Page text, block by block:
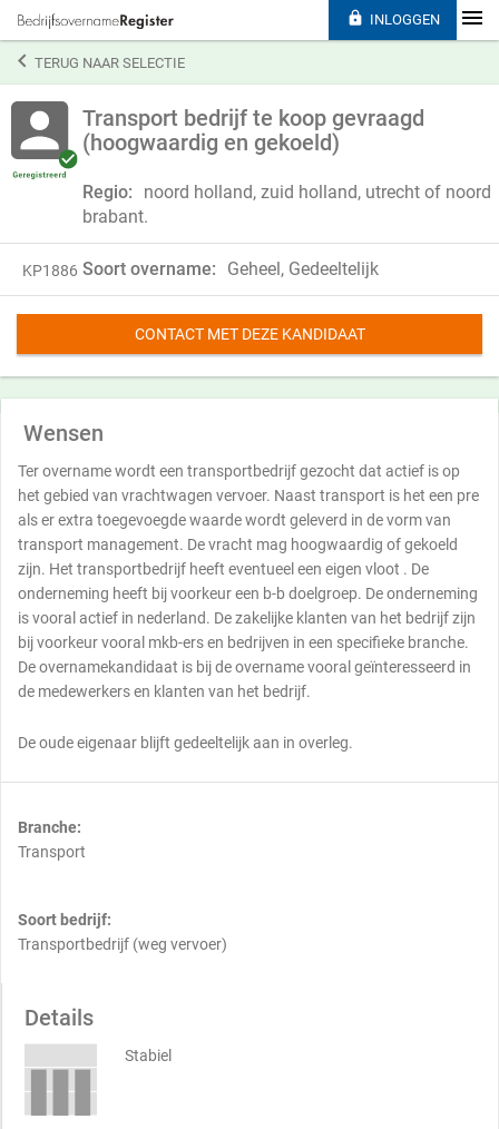
TERUG NAAR SELECTIE
Transport bedrijf te koop gevraagd
(hoogwaardig en gekoeld)
Regio:
noord holland, zuid holland, utrecht of noord
brabant.
KP1886 Soort overname: Geheel, Gedeeltelijk
CONTACT MET DEZE KANDIDAAT
Wensen
Ter overname wordt een transportbedrijf gezocht dat actief is op
het gebied van vrachtwagen vervoer. Naast transport is het een pre
als er extra toegevoegde waarde wordt geleverd in de vorm van
transport management. De vracht mag hoogwaardig of gekoeld
zijn. Het transportbedrijf heeft eventueel een eigen vloot . De
onderneming heeft bij voorkeur een b-b doelgroep. De onderneming
is vooral actief in nederland. De zakelijke klanten van het bedrijf zijn
bij voorkeur vooral mkb-ers en bedrijven in een specifieke branche.
De overnamekandidaat is bij de overname vooral geïnteresseerd in
de medewerkers en klanten van het bedrijf.
De oude eigenaar blijft gedeeltelijk aan in overleg.
Branche:
Transport
Soort bedrijf:
Transportbedrijf (weg vervoer)
Details
Stabiel
 INLOGGEN